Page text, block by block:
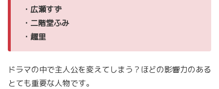
・広瀬すず
・二階堂ふみ
・趣里
ドラマの中で主人公を変えてしまう？ほどの影響力のある
とても重要な人物です。